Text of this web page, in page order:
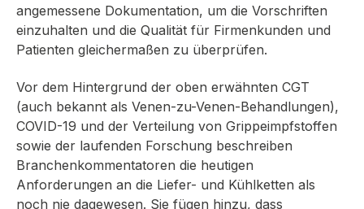
angemessene Dokumentation, um die Vorschriften
einzuhalten und die Qualität für Firmenkunden und
Patienten gleichermaßen zu überprüfen.
Vor dem Hintergrund der oben erwähnten CGT
(auch bekannt als Venen-zu-Venen-Behandlungen),
COVID-19 und der Verteilung von Grippeimpfstoffen
sowie der laufenden Forschung beschreiben
Branchenkommentatoren die heutigen
Anforderungen an die Liefer- und Kühlketten als
noch nie dagewesen. Sie fügen hinzu, dass